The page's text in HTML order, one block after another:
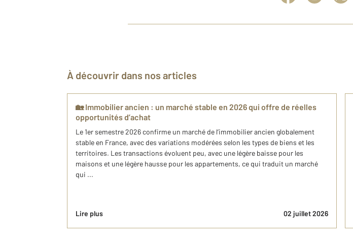
À découvrir dans nos articles
🏡 Immobilier ancien : un marché stable en 2026 qui offre de réelles
opportunités d’achat
Le 1er semestre 2026 confirme un marché de l’immobilier ancien globalement
stable en France, avec des variations modérées selon les types de biens et les
territoires. Les transactions évoluent peu, avec une légère baisse pour les
maisons et une légère hausse pour les appartements, ce qui traduit un marché
qui ...
Lire plus 02 juillet 2026